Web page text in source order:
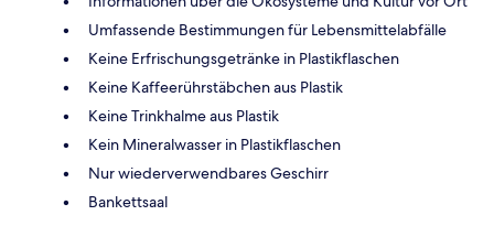
Umfassende Bestimmungen für Lebensmittelabfälle
Keine Erfrischungsgetränke in Plastikflaschen
Keine Kaffeerührstäbchen aus Plastik
Keine Trinkhalme aus Plastik
Kein Mineralwasser in Plastikflaschen
Nur wiederverwendbares Geschirr
Bankettsaal